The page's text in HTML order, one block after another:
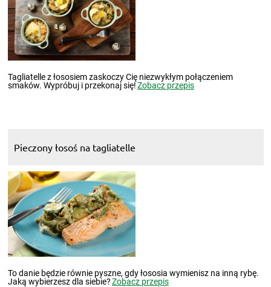
Tagliatelle z łososiem zaskoczy Cię niezwykłym połączeniem
smaków. Wypróbuj i przekonaj się!Zobacz przepis
Pieczony łosoś na tagliatelle
To danie będzie równie pyszne, gdy łososia wymienisz na inną rybę.
Jaką wybierzesz dla siebie?Zobacz przepis